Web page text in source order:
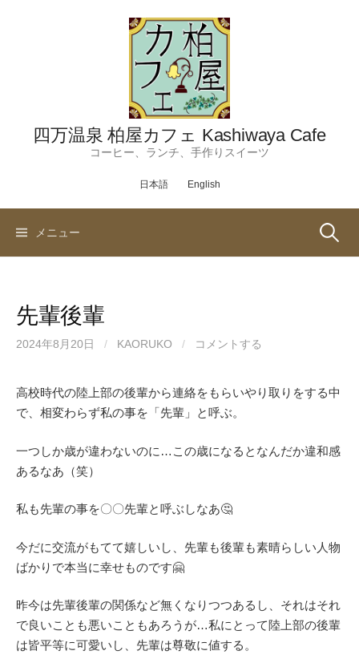
四万温泉 柏屋カフェ Kashiwaya Cafe
コーヒー、ランチ、手作りスイーツ
日本語 English
メニュー 検
先輩後輩
2024年8月20日 / KAORUKO / コメントする
高校時代の陸上部の後輩から連絡をもらいやり取りをする中
で、相変わらず私の事を「先輩」と呼ぶ。
一つしか歳が違わないのに…この歳になるとなんだか違和感
あるなあ（笑）
私も先輩の事を〇〇先輩と呼ぶしなあ🤔
今だに交流がもてて嬉しいし、先輩も後輩も素晴らしい人物
ばかりで本当に幸せものです🤗
昨今は先輩後輩の関係など無くなりつつあるし、それはそれ
で良いことも悪いこともあろうが…私にとって陸上部の後輩
は皆平等に可愛いし、先輩は尊敬に値する。